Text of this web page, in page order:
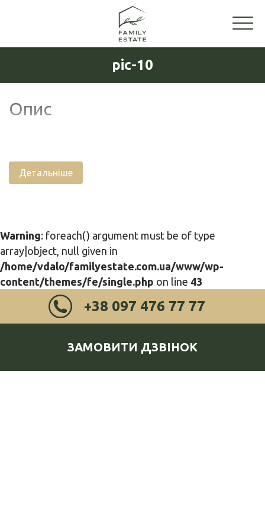
pic-10
Опис
Детальніше
Warning: foreach() argument must be of type
array|object, null given in
/home/vdalo/familyestate.com.ua/www/wp-
content/themes/fe/single.php on line 43
+38 097 476 77 77
ЗАМОВИТИ ДЗВІНОК